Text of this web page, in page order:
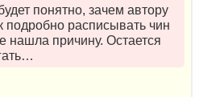
понятно, зачем автору
подробно расписывать чин
нашла причину. Остается